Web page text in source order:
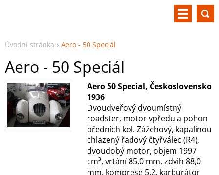
Úvodní stránka Aero - 50 Speciál
Aero - 50 Speciál
Aero 50 Special, Československo
1936
Dvoudveřový dvoumístný
roadster, motor vpředu a pohon
předních kol. Zážehový, kapalinou
chlazený řadový čtyřválec (R4),
dvoudobý motor, objem 1997
cm³, vrtání 85,0 mm, zdvih 88,0
mm, komprese 5,2, karburátor